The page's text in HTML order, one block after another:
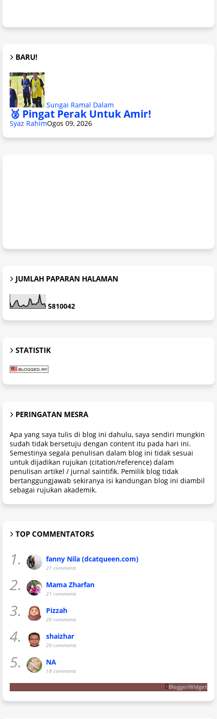
BARU!
Sungai Ramal Dalam
🥈 Pingat Perak Untuk Amir!
Syaz RahimOgos 09, 2026
JUMLAH PAPARAN HALAMAN
5810042
STATISTIK
PERINGATAN MESRA
Apa yang saya tulis di blog ini dahulu, saya sendiri mungkin
sudah tidak bersetuju dengan content itu pada hari ini.
Semestinya segala penulisan dalam blog ini tidak sesuai
untuk dijadikan rujukan (citation/reference) dalam
penulisan artikel / jurnal saintifik. Pemilik blog tidak
bertanggungjawab sekiranya isi kandungan blog ini diambil
sebagai rujukan akademik.
TOP COMMENTATORS
1. fanny Nila (dcatqueen.com)
27 comments
2. Mama Zharfan
21 comments
3. Pizzah
20 comments
4. shaizhar
20 comments
5. NA
18 comments
BloggerWidget